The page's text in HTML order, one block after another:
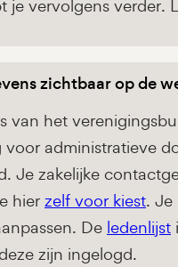
je vervolgens verder.
zichtbaar op de
van het
administratieve
Je zakelijke
hier zelf voor kiest. Je
De ledenlijst
zijn ingelogd.